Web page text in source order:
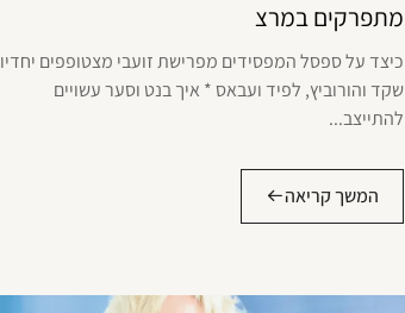
מתפרקים במרצ
כיצד על ספסל המפסידים מפרישת זועבי מצטופפים יחדיו
שקד והורוביץ, לפיד ועבאס * איך בנט וסער עשויים
להתייצב...
המשך קריאה